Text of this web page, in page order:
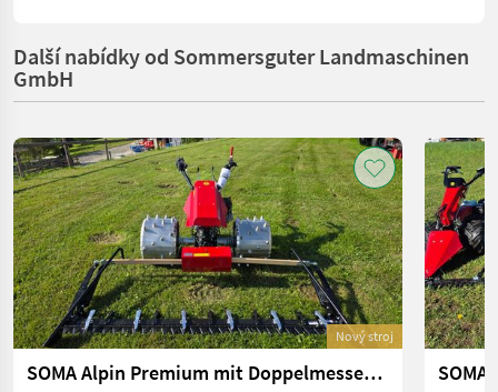
Další nabídky od Sommersguter Landmaschinen
GmbH
Nový stroj
SOMA Alpin Premium mit Doppelmessermähwerk
SOMA